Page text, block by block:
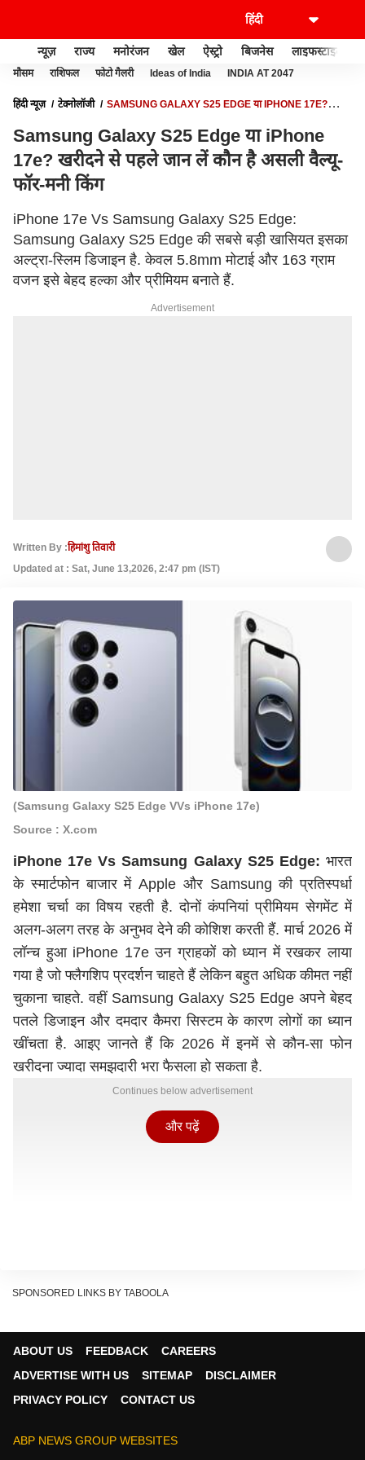
न्यूज़ राज्य मनोरंजन खेल ऐस्ट्रो बिजनेस लाइफस्टाइल
मौसम राशिफल फोटो गैलरी Ideas of India INDIA AT 2047
हिंदी न्यूज़ टेक्नोलॉजी
SAMSUNG GALAXY S25 EDGE या IPHONE 17E?
Samsung Galaxy S25 Edge या iPhone
17e? खरीदने से पहले जान लें कौन है असली वैल्यू-
फॉर-मनी किंग
iPhone 17e Vs Samsung Galaxy S25 Edge:
Samsung Galaxy S25 Edge की सबसे बड़ी खासियत इसका
अल्ट्रा-स्लिम डिजाइन है. केवल 5.8mm मोटाई और 163 ग्राम
वजन इसे बेहद हल्का और प्रीमियम बनाते हैं.
Advertisement
Written By :हिमांशु तिवारी
Updated at : Sat, June 13,2026, 2:47 pm (IST)
(Samsung Galaxy S25 Edge VVs iPhone 17e)
Source : X.com
iPhone 17e Vs Samsung Galaxy S25 Edge: भारत
के स्मार्टफोन बाजार में Apple और Samsung की प्रतिस्पर्धा
हमेशा चर्चा का विषय रहती है. दोनों कंपनियां प्रीमियम सेगमेंट में
अलग-अलग तरह के अनुभव देने की कोशिश करती हैं. मार्च 2026 में
लॉन्च हुआ iPhone 17e उन ग्राहकों को ध्यान में रखकर लाया
गया है जो फ्लैगशिप प्रदर्शन चाहते हैं लेकिन बहुत अधिक कीमत नहीं
चुकाना चाहते. वहीं Samsung Galaxy S25 Edge अपने बेहद
पतले डिजाइन और दमदार कैमरा सिस्टम के कारण लोगों का ध्यान
खींचता है. आइए जानते हैं कि 2026 में इनमें से कौन-सा फोन
खरीदना ज्यादा समझदारी भरा फैसला हो सकता है.
Continues below advertisement
और पढ़ें
SPONSORED LINKS BY TABOOLA
ABOUT US FEEDBACK
CAREERS
ADVERTISE WITH US
SITEMAP
DISCLAIMER
PRIVACY POLICY
CONTACT US
ABP NEWS GROUP WEBSITES